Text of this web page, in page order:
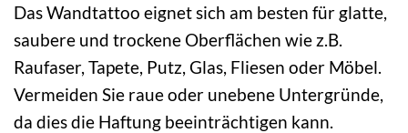
Das Wandtattoo eignet sich am besten für glatte,
saubere und trockene Oberflächen wie z.B.
Raufaser, Tapete, Putz, Glas, Fliesen oder Möbel.
Vermeiden Sie raue oder unebene Untergründe,
da dies die Haftung beeinträchtigen kann.